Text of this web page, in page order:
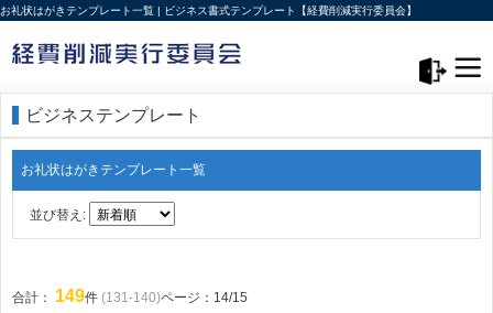
お礼状はがきテンプレート一覧 | ビジネス書式テンプレート【経費削減実行委員会】
ビジネステンプレート
お礼状はがきテンプレート一覧
並び替え:
合計： 149件 (131-140)ページ：14/15